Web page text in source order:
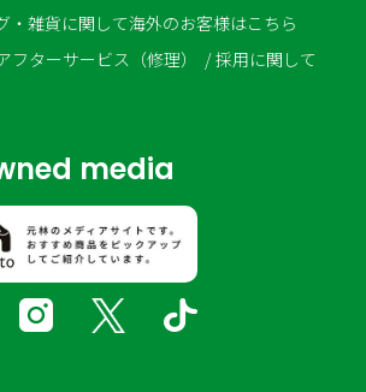
・雑貨に関して海外のお客様はこちら
フターサービス（修理）
採用に関して
media